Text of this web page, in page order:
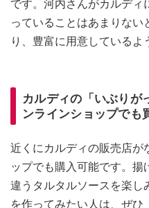
です。河内さんがカルディ
っていることはあまりな
り、豊富に用意しているよ
カルディの「いぶりが
ンラインショップでも
近くにカルディの販売店が
ップでも購入可能です。
違うタルタルソースを楽し
を作ってみたい人は、ぜ